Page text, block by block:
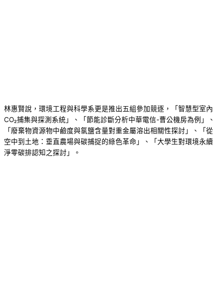
林惠賢說，環境工程與科學系更是推出五組參加競逐，「智慧型室內
CO₂捕集與探測系統」、「節能診斷分析中華電信-曹公機房為例」、
「廢棄物資源物中鹼度與氯鹽含量對重金屬溶出相關性探討」、「從
空中到土地：垂直農場與碳捕捉的綠色革命」、「大學生對環境永續
淨零碳排認知之探討」。